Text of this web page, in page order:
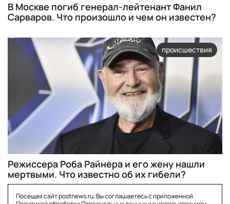
В Москве погиб генерал-лейтенант Фанил
Сарваров. Что произошло и чем он известен?
происшествия
Режиссера Роба Райнера и его жену нашли
мертвыми. Что известно об их гибели?
Посещая сайт postnews.ru, Вы соглашаетесь с приложенной